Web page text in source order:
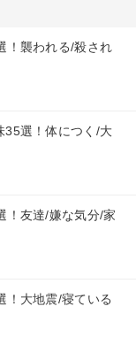
！襲われる/殺され
35選！体につく/大
！友達/嫌な気分/家
！大地震/寝ている